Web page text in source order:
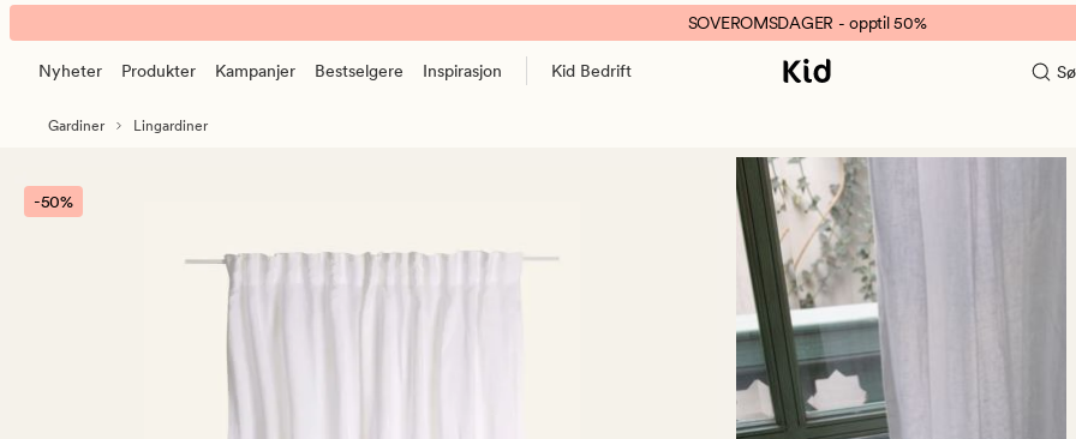
Linnen
lingardin
banner.
Klikk
pause.
SOVEROMSDAGER - opptil 50%
Nyheter Produkter Kampanjer Bestselgere Inspirasjon Kid Bedrift
Gardiner Lingardiner
-50%